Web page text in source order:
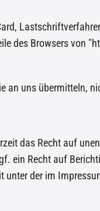
des Browsers
an uns übermitteln,
das Recht auf
ein Recht auf
der im